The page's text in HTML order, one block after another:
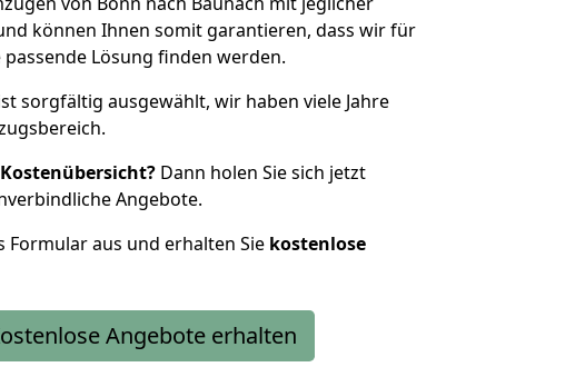
können Ihnen somit garantieren, dass wir für
passende Lösung finden werden.
sorgfältig ausgewählt, wir haben viele Jahre
Kostenübersicht? Dann holen Sie sich jetzt
Angebote.
Formular aus und erhalten Sie kostenlose
Angebote erhalten